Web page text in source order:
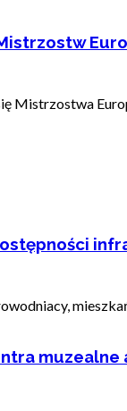
Mistrzostwa
muzealne